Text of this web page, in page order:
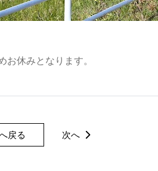
休みとなります。
戻る 次へ